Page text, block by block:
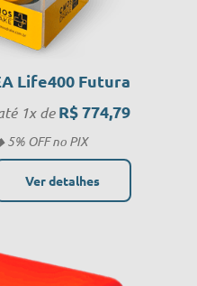
Life400 Futura
1x deR$774,79
Ver detalhes